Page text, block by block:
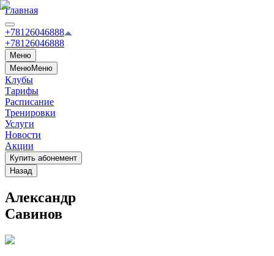
Главная
+78126046888
+78126046888
Меню
МенюМеню
Клубы
Тарифы
Расписание
Тренировки
Услуги
Новости
Акции
Купить абонемент
Назад
Александр
Савинов